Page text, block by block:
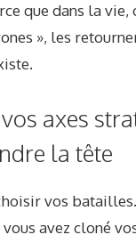
que dans la vie,
», les
axes
la tête
vos
avez cloné